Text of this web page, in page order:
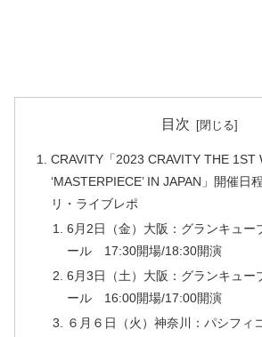
目次
CRAVITY「2023 CRAVITY THE 1ST
‘MASTERPIECE’ IN JAPAN」開催日
リ・ライブレポ
6月2日（金）大阪：グランキュー
ール 17:30開場/18:30開演
6月3日（土）大阪：グランキュー
ール 16:00開場/17:00開演
６月６日（火）神奈川：パシフィ